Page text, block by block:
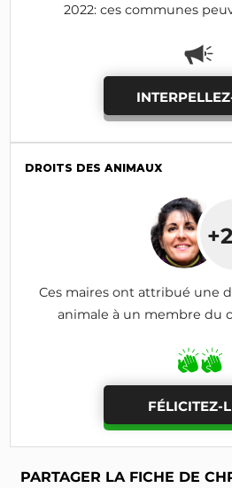
2022: ces communes
DROITS DES ANIMAUX
Ces maires ont attribué une
animale à un membre du
FÉLICITEZ-
PARTAGER LA FICHE DE